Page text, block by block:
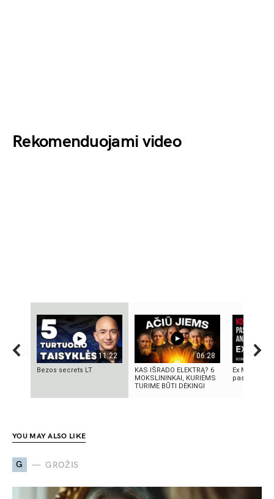
Rekomenduojami video
11:22
Bezos secrets LT
06:28
KAS IŠRADO ELEKTRĄ? 6
MOKSLININKAI, KURIEMS
TURIME BŪTI DĖKINGI
Ex
pasirinkimo
YOU MAY ALSO LIKE
G GROŽIS